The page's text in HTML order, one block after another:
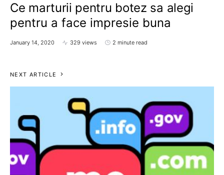
Ce marturii pentru botez sa alegi
pentru a face impresie buna
January 14, 2020 329 views 2 minute read
NEXT ARTICLE